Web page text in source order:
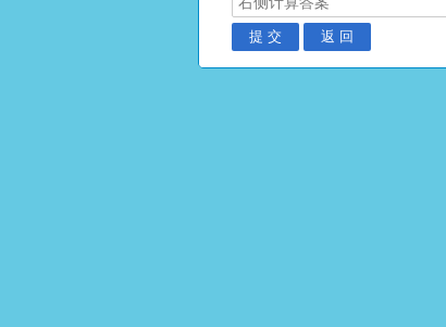
提 交 返 回